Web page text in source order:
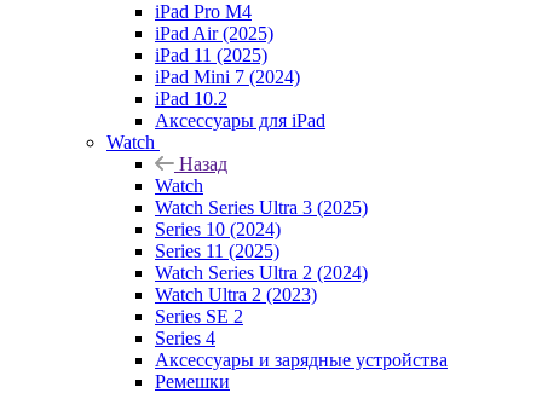
iPad Pro M4
iPad Air (2025)
iPad 11 (2025)
iPad Mini 7 (2024)
iPad 10.2
Аксессуары для iPad
Watch
Назад
Watch
Watch Series Ultra 3 (2025)
Series 10 (2024)
Series 11 (2025)
Watch Series Ultra 2 (2024)
Watch Ultra 2 (2023)
Series SE 2
Series 4
Аксессуары и зарядные устройства
Ремешки